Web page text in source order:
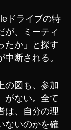
ドライブの特
が、ミーティ
たか」と探す
断される。
の図も、参加
がない。全て
は、自分の理
ないのかを確